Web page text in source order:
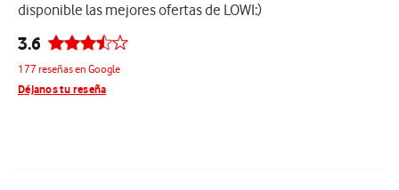
disponible las mejores ofertas de LOWI:)
3.6
177 reseñas en Google
Déjanos tu reseña